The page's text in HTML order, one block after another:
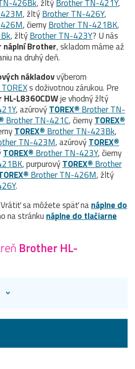
426Bk, žltýBrother TN-421Y,
, žltýBrother TN-426Y,
, čiernyBrother TN-421BK,
, žltýBrother TN-423Y? U nás
náplní Brother, skladom máme až
na druhý deň.
nákladovvýberom
s doživotnou zárukou. Pre
L8360CDWje vhodný žltý
, azúrovýTOREX®Brother TN-
Brother TN-421C, čiernyTOREX®
TOREX®Brother TN-423Bk,
TN-423M, azúrovýTOREX®
TOREX®Brother TN-423Y, čierny
, purpurovýTOREX®Brother
Brother TN-426M, žltý
.
sa môžete späť nanáplne do
na stránkunáplne do tlačiarne
Brother HL-